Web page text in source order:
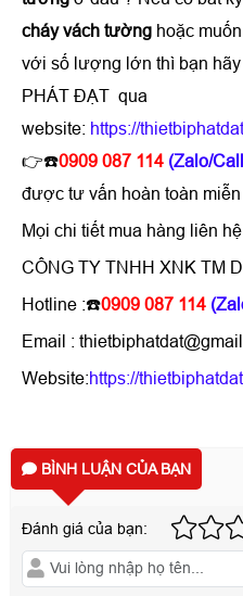
cháy vách tường hoặc
với số lượng lớn thì bạn
PHÁT ĐẠT qua
website: https://
👉☎️0909 087 114 (Zalo/
được tư vấn hoàn toàn
Mọi chi tiết mua hàng liên hệ
CÔNG TY TNHH XNK TM
Hotline :☎️0909 087 114
Email :
Website:https://
BÌNH LUẬN CỦA BẠN
Đánh giá của bạn: